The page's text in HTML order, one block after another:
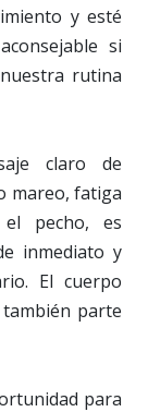
y esté
si
rutina
claro de
mareo, fatiga
pecho, es
inmediato y
El cuerpo
parte
para